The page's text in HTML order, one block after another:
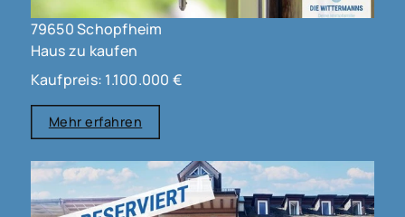
79650 Schopfheim
Haus zu kaufen
Kaufpreis: 1.100.000 €
Mehr erfahren